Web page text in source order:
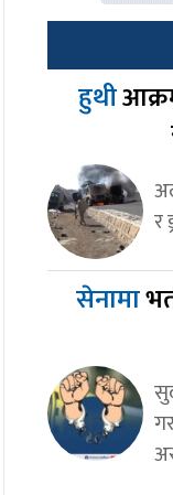
हुथी
र
सेनामा